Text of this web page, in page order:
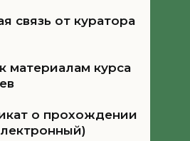
связь от куратора
материалам курса
о прохождении